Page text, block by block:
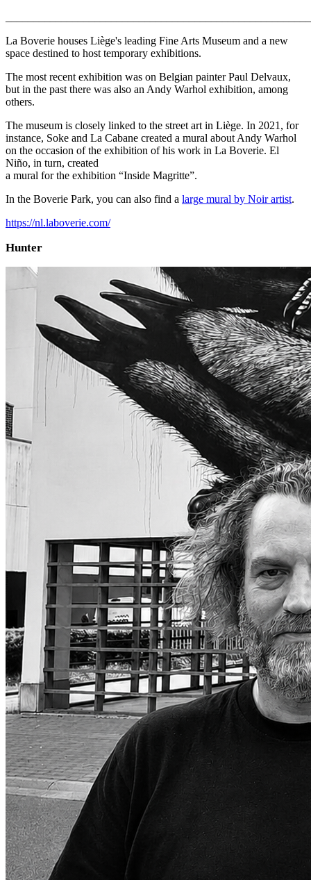
La Boverie houses Liège's leading Fine Arts Museum and a new
space destined to host temporary exhibitions.
The most recent exhibition was on Belgian painter Paul Delvaux,
but in the past there was also an Andy Warhol exhibition, among
others.
The museum is closely linked to the street art in Liège. In 2021, for
instance, Soke and La Cabane created a mural about Andy Warhol
on the occasion of the exhibition of his work in La Boverie. El
Niño, in turn, created
a mural for the exhibition “Inside Magritte”.
In the Boverie Park, you can also find a large mural by Noir artist.
https://nl.laboverie.com/
Hunter